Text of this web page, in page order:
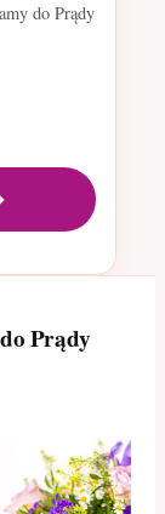
do Prądy
Prądy